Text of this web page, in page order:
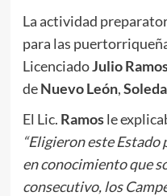
La actividad
para las
LicenciadoJulio
deNuevo León,
El Lic. Ramosle
“Eligieron este
en conocimiento que
consecutivo, los